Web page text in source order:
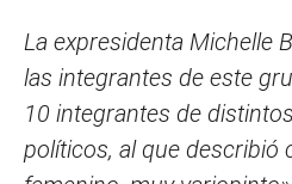
La expresidenta Michelle
las integrantes de este
10 integrantes de
políticos, al que describió